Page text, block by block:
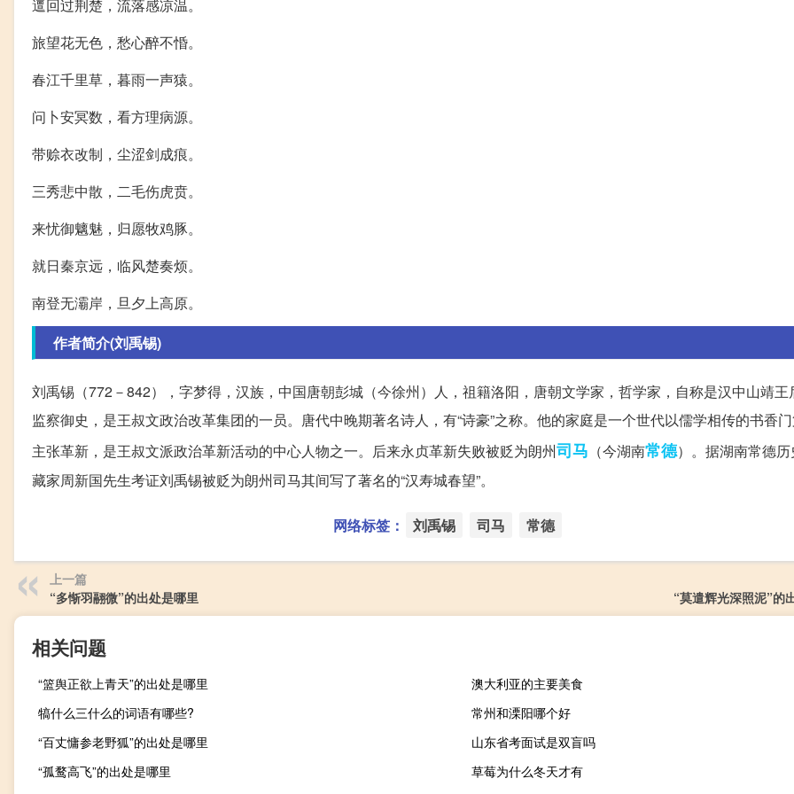
邅回过荆楚，流落感凉温。
旅望花无色，愁心醉不惛。
春江千里草，暮雨一声猿。
问卜安冥数，看方理病源。
带赊衣改制，尘涩剑成痕。
三秀悲中散，二毛伤虎贲。
来忧御魑魅，归愿牧鸡豚。
就日秦京远，临风楚奏烦。
南登无灞岸，旦夕上高原。
作者简介(刘禹锡)
刘禹锡（772－842），字梦得，汉族，中国唐朝彭城（今徐州）人，祖籍洛阳，唐朝文学家，哲学家，自称是汉中山靖王
监察御史，是王叔文政治改革集团的一员。唐代中晚期著名诗人，有“诗豪”之称。他的家庭是一个世代以儒学相传的书香
主张革新，是王叔文派政治革新活动的中心人物之一。后来永贞革新失败被贬为朗州司马 （今湖南常德）。据湖南常德
藏家周新国先生考证刘禹锡被贬为朗州司马其间写了著名的“汉寿城春望”。
网络标签： 刘禹锡 司马 常德
上一篇
“多惭羽翮微”的出处是哪里
“莫遣辉光深照泥”的
相关问题
“篮舆正欲上青天”的出处是哪里
澳大利亚的主要美食
犒什么三什么的词语有哪些?
常州和溧阳哪个好
“百丈慵参老野狐”的出处是哪里
山东省考面试是双盲吗
“孤鹜高飞”的出处是哪里
草莓为什么冬天才有